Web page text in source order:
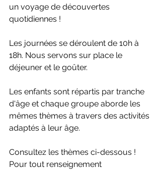
un voyage de découvertes
quotidiennes !
Les journées se déroulent de 10h à
18h. Nous servons sur place le
déjeuner et le goûter.
Les enfants sont répartis par tranche
d'âge et chaque groupe aborde les
mêmes thèmes à travers des activités
adaptés à leur âge.
​Consultez les thèmes ci-dessous !
Pour tout renseignement